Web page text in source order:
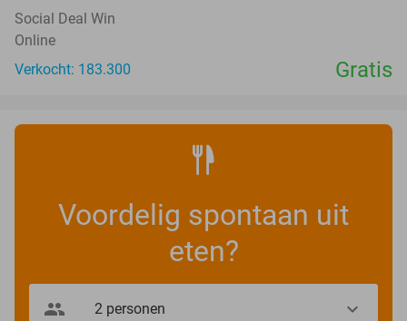
Social Deal Win
Online
Verkocht: 183.300
Gratis
Voordelig spontaan uit
eten?